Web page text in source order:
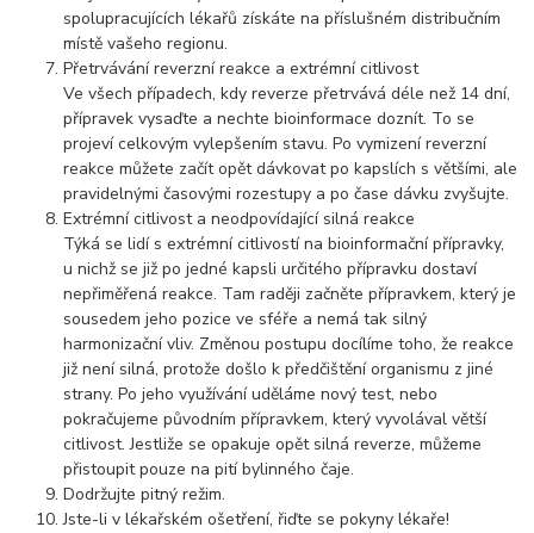
spolupracujících lékařů získáte na příslušném distribučním
místě vašeho regionu.
Přetrvávání reverzní reakce a extrémní citlivost
Ve všech případech, kdy reverze přetrvává déle než 14 dní,
přípravek vysaďte a nechte bioinformace doznít. To se
projeví celkovým vylepšením stavu. Po vymizení reverzní
reakce můžete začít opět dávkovat po kapslích s většími, ale
pravidelnými časovými rozestupy a po čase dávku zvyšujte.
Extrémní citlivost a neodpovídající silná reakce
Týká se lidí s extrémní citlivostí na bioinformační přípravky,
u nichž se již po jedné kapsli určitého přípravku dostaví
nepřiměřená reakce. Tam raději začněte přípravkem, který je
sousedem jeho pozice ve sféře a nemá tak silný
harmonizační vliv. Změnou postupu docílíme toho, že reakce
již není silná, protože došlo k předčištění organismu z jiné
strany. Po jeho využívání uděláme nový test, nebo
pokračujeme původním přípravkem, který vyvolával větší
citlivost. Jestliže se opakuje opět silná reverze, můžeme
přistoupit pouze na pití bylinného čaje.
Dodržujte pitný režim.
Jste-li v lékařském ošetření, řiďte se pokyny lékaře!